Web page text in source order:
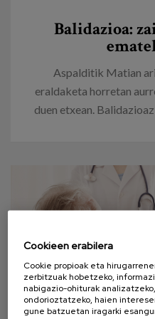
Salaketa-kanalaBalidazioa:
Aspalditik Matian
eraldaketa horretan
duen etxean.
Cookieen erabilera
Cookie propioak eta
zerbitzuak hobetzeko,
nabigazio-ohiturak
ondorioztatzeko, haien
gune batzuetan iragarki